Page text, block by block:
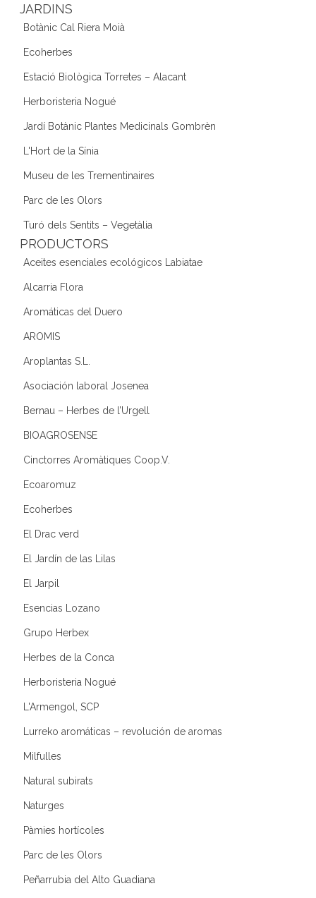
JARDINS
Botànic Cal Riera Moià
Ecoherbes
Estació Biològica Torretes – Alacant
Herboristeria Nogué
Jardí Botànic Plantes Medicinals Gombrèn
L'Hort de la Sínia
Museu de les Trementinaires
Parc de les Olors
Turó dels Sentits – Vegetàlia
PRODUCTORS
Aceites esenciales ecológicos Labiatae
Alcarria Flora
Aromáticas del Duero
AROMIS
Aroplantas S.L.
Asociación laboral Josenea
Bernau – Herbes de l’Urgell
BIOAGROSENSE
Cinctorres Aromàtiques Coop.V.
Ecoaromuz
Ecoherbes
El Drac verd
El Jardín de las Lilas
El Jarpil
Esencias Lozano
Grupo Herbex
Herbes de la Conca
Herboristeria Nogué
L'Armengol, SCP
Lurreko aromáticas – revolución de aromas
Milfulles
Natural subirats
Naturges
Pàmies hortícoles
Parc de les Olors
Peñarrubia del Alto Guadiana